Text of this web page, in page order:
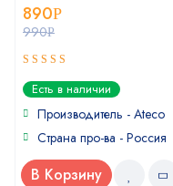
990Р
890Р
5out of 5
Есть в наличии
Производитель - Ateco
Страна про-ва - Россия
В Корзину